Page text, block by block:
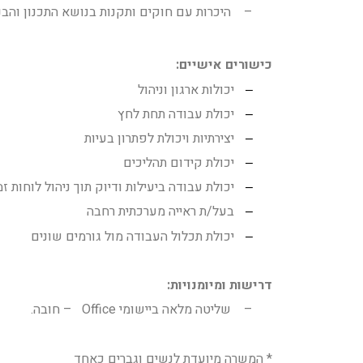
–
היכרות עם חוקים ותקנות בנושא התכנון
כישורים אישיים:
– יכולות ארגון וניהול
– יכולת עבודה תחת לחץ
– יצירתיות ויכולת לפתרון בעיות
– יכולת קידום תהליכים
– יכולת עבודה ביעילות ודיוק תוך ניהול לוחות
– בעל/ת ראייה מערכתית רחבה
– יכולת תכלול העבודה מול גורמים שונים
דרישות ומיומנויות:
–
שליטה מלאה ביישומי Office – חובה.
* המשרה מיועדת לנשים וגברים כאחד